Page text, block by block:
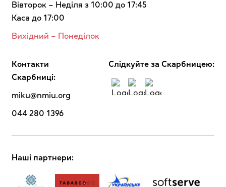
Вівторок – Неділя з 10:00 до 17:45
Каса до 17:00
Вихідний – Понеділок
Контакти
Скарбниці:
miku@nmiu.org
044 280 1396
Cлідкуйте за Скарбницею:
Наші партнери: